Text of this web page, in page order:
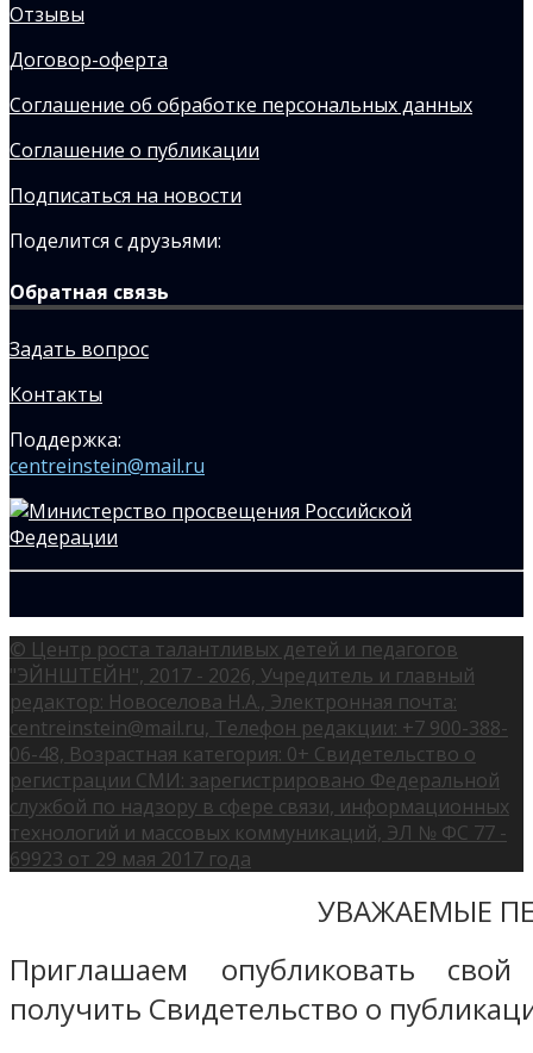
Отзывы
Договор-оферта
Соглашение об обработке персональных данных
Соглашение о публикации
Подписаться на новости
Поделится с друзьями:
Обратная связь
Задать вопрос
Контакты
Поддержка:
centreinstein@mail.ru
© Центр роста талантливых детей и педагогов
"ЭЙНШТЕЙН", 2017 - 2026, Учредитель и главный
редактор: Новоселова Н.А., Электронная почта:
centreinstein@mail.ru, Телефон редакции: +7 900-388-
06-48, Возрастная категория: 0+ Свидетельство о
регистрации СМИ: зарегистрировано Федеральной
службой по надзору в сфере связи, информационных
технологий и массовых коммуникаций, ЭЛ № ФС 77 -
69923 от 29 мая 2017 года
УВАЖАЕМЫЕ
Приглашаем опубликовать
получить Свидетельство о